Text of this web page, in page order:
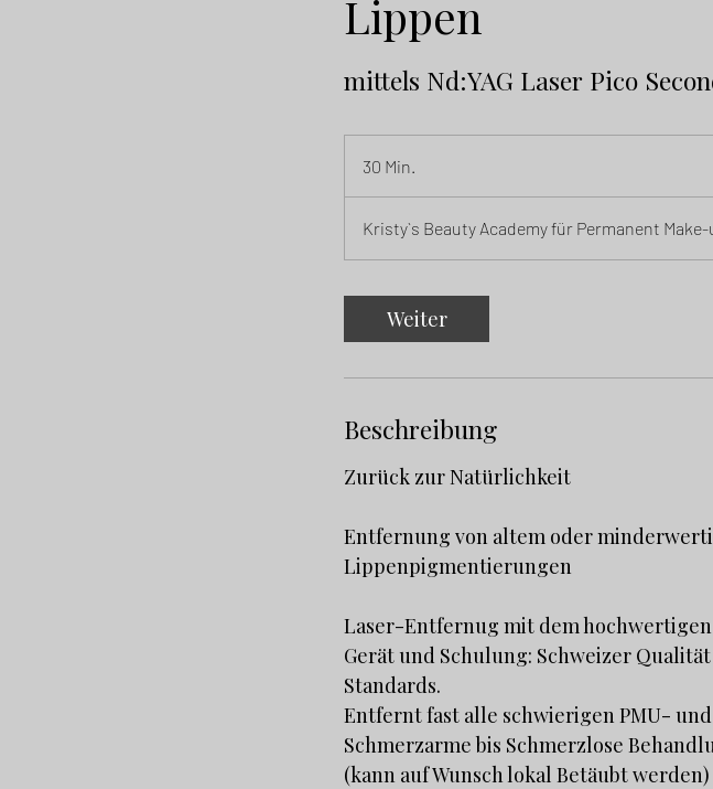
Lippen
mittels Nd:YAG Laser Pico
30 Min.
0
M
.
Kristy`s Beauty Academy für Permanent
Weiter
Beschreibung
Zurück zur Natürlichkeit
Entfernung von altem oder
Lippenpigmentierungen
Laser-Entfernug mit dem hochwertigen
Gerät und Schulung: Schweizer
Standards.
Entfernt fast alle schwierigen PMU-
Schmerzarme bis Schmerzlose
(kann auf Wunsch lokal Betäubt werden)